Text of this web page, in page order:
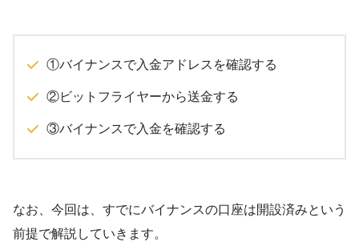
①バイナンスで入金アドレスを確認する
②ビットフライヤーから送金する
③バイナンスで入金を確認する
なお、今回は、すでにバイナンスの口座は開設済みという
前提で解説していきます。